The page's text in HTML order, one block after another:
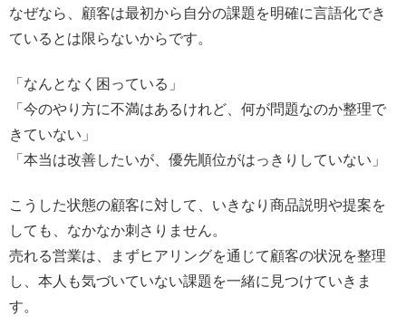
なぜなら、顧客は最初から自分の課題を明確に言語化でき
ているとは限らないからです。
「なんとなく困っている」
「今のやり方に不満はあるけれど、何が問題なのか整理で
きていない」
「本当は改善したいが、優先順位がはっきりしていない」
こうした状態の顧客に対して、いきなり商品説明や提案を
しても、なかなか刺さりません。
売れる営業は、まずヒアリングを通じて顧客の状況を整理
し、本人も気づいていない課題を一緒に見つけていきま
す。